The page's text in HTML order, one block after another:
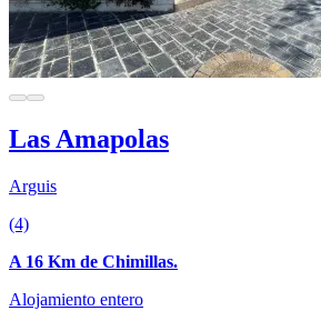
Las Amapolas
Arguis
(4)
A 16 Km de Chimillas.
Alojamiento entero